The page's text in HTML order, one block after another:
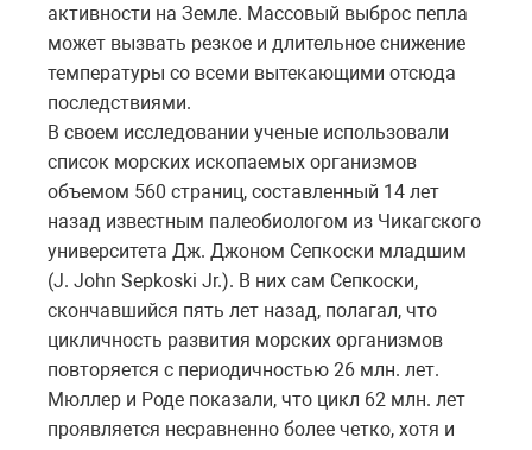
активности на Земле. Массовый выброс пепла
может вызвать резкое и длительное снижение
температуры со всеми вытекающими отсюда
последствиями.
В своем исследовании ученые использовали
список морских ископаемых организмов
объемом 560 страниц, составленный 14 лет
назад известным палеобиологом из Чикагского
университета Дж. Джоном Сепкоски младшим
(J. John Sepkoski Jr.). В них сам Сепкоски,
скончавшийся пять лет назад, полагал, что
цикличность развития морских организмов
повторяется с периодичностью 26 млн. лет.
Мюллер и Роде показали, что цикл 62 млн. лет
проявляется несравненно более четко, хотя и